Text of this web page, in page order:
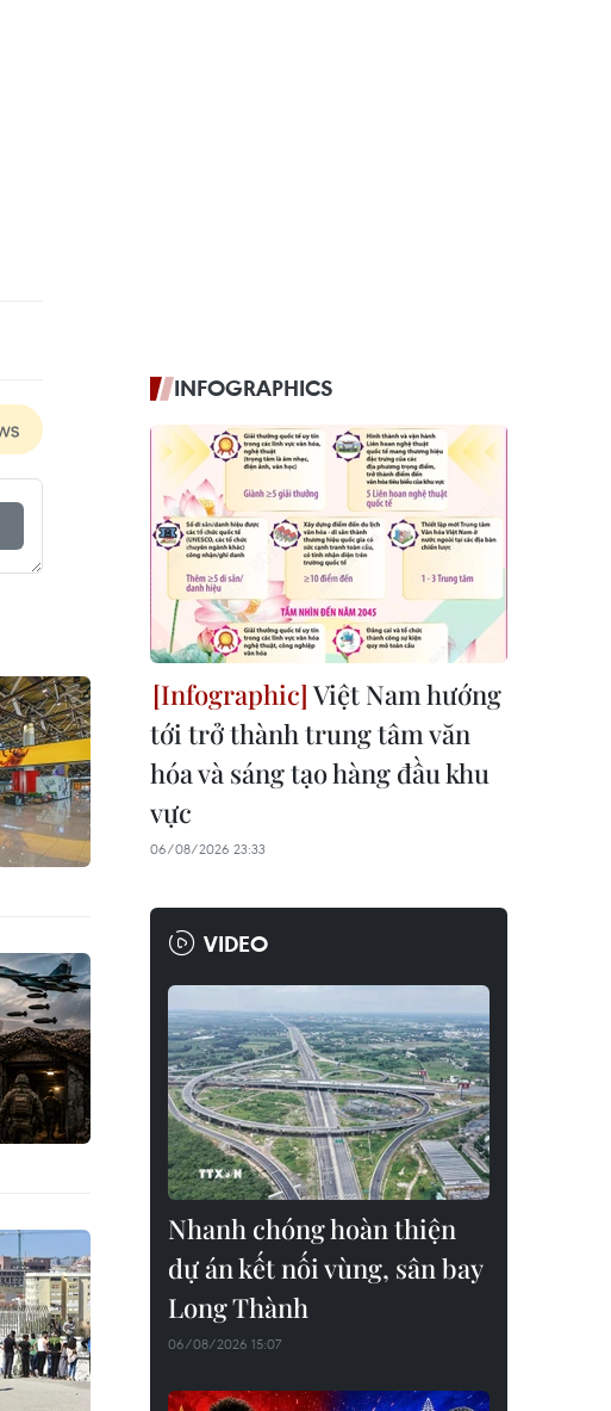
INFOGRAPHICS
Việt Nam hướng
tới trở thành trung tâm văn
hóa và sáng tạo hàng đầu khu
vực
06/08/2026 23:33
VIDEO
Nhanh chóng hoàn thiện
dự án kết nối vùng, sân bay
Long Thành
06/08/2026 15:07